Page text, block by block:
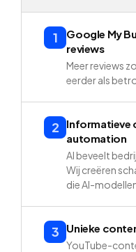
1
Google My
reviews
Meer reviews
eerder als
2
Informatieve
automation
AI beveelt
Wij creëren
die AI-
3 Unieke
YouTube-